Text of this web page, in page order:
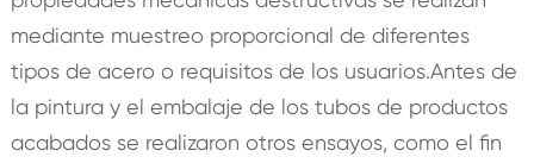
mediante muestreo proporcional de diferentes
tipos de acero o requisitos de los usuarios.Antes de
la pintura y el embalaje de los tubos de productos
acabados se realizaron otros ensayos, como el fin